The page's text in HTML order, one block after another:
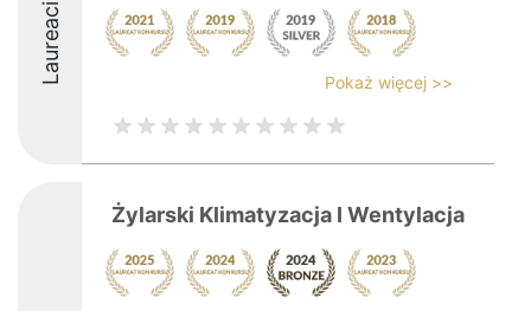
Laureaci Pokaż więcej >>
Żylarski Klimatyzacja I Wentylacja